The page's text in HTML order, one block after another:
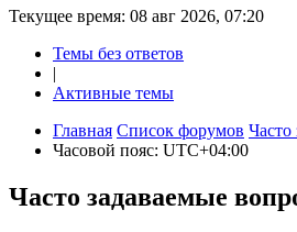
Текущее время: 08 авг 2026, 07:20
Темы без ответов
|
Активные темы
Главная Список форумов Часто
Часовой пояс: UTC+04:00
Часто задаваемые